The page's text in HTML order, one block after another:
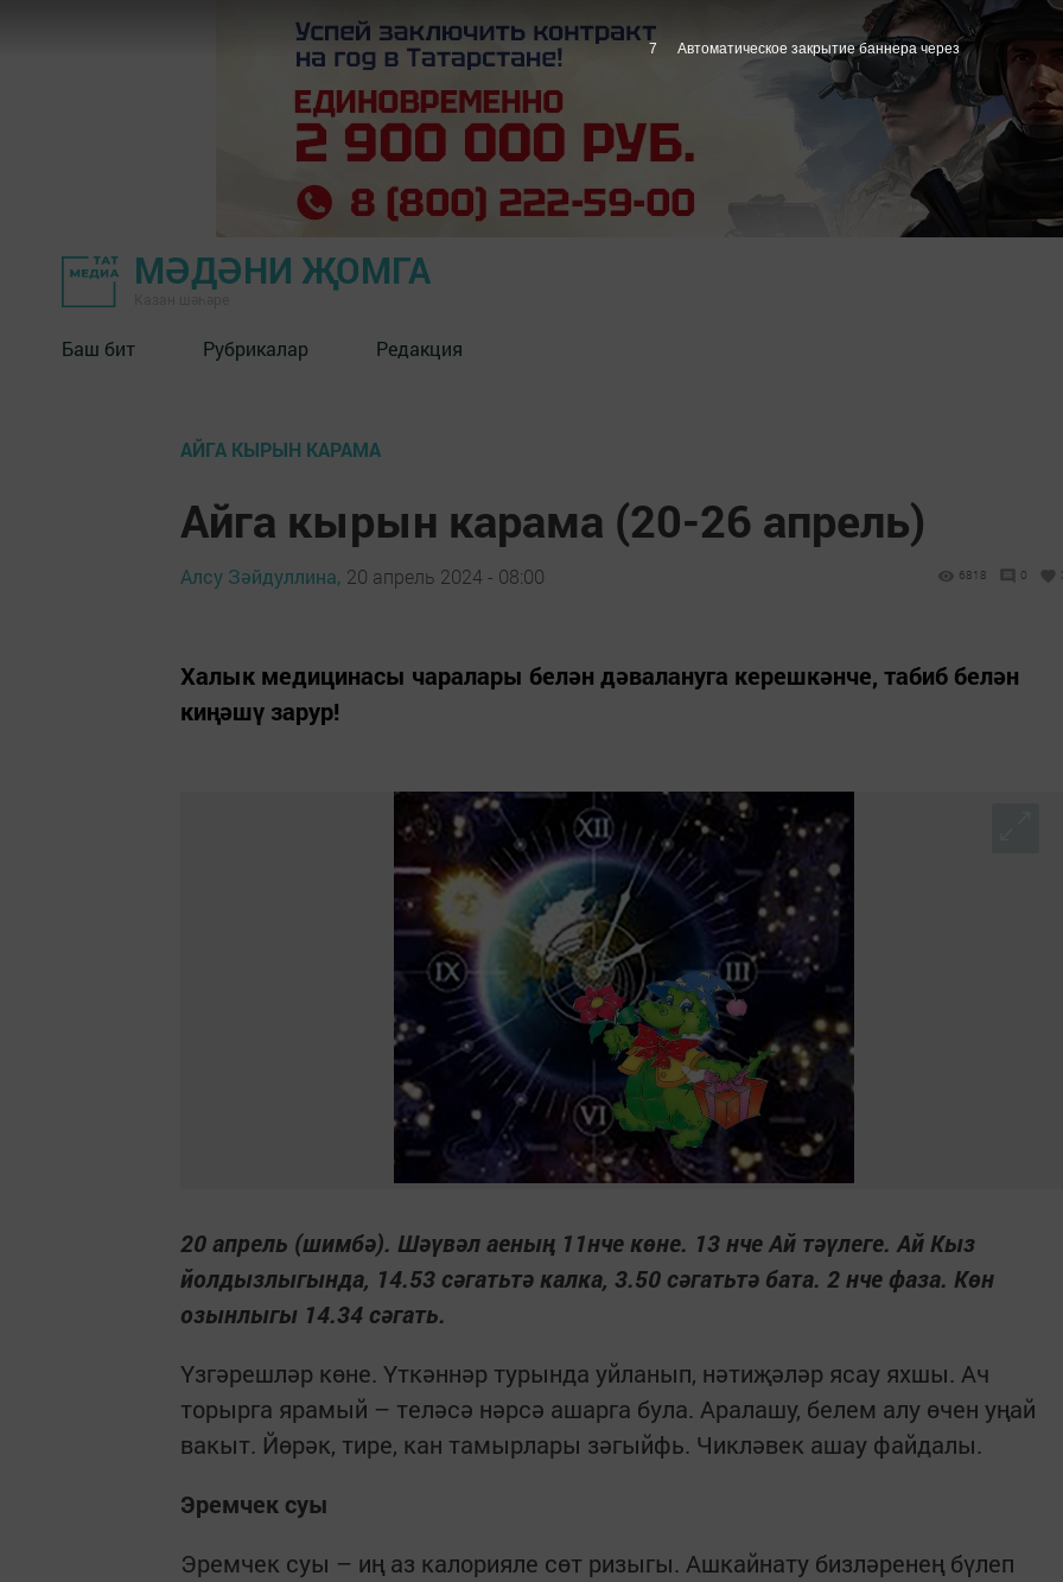
МӘДӘНИ ҖОМГА
Баш бит Рубрикалар Редакция
АЙГА КЫРЫН КАРАМА
Айга кырын карама (20-26 апрель)
Алсу Зәйдуллина, 20 апрель 2024 - 08:00 6818 0
Халык медицинасы чаралары белән дәвалануга керешкәнче, табиб белән
киңәшү зарур!
20 апрель (шимбә). Шәүвәл аеның 11нче көне. 13 нче Ай тәүлеге. Ай Кыз
йолдызлыгында, 14.53 сәгатьтә калка, 3.50 сәгатьтә бата. 2 нче фаза. Көн
озынлыгы 14.34 сәгать.
Үзгәрешләр көне. Үткәннәр турында уйланып, нәтиҗәләр ясау яхшы. Ач
торырга ярамый – теләсә нәрсә ашарга була. Аралашу, белем алу өчен уңай
вакыт. Йөрәк, тире, кан тамырлары зәгыйфь. Чикләвек ашау файдалы.
Эремчек суы
Эремчек суы – иң аз калорияле сөт ризыгы. Ашкайнату бизләренең бүлеп
6 Автоматическое закрытие баннера через